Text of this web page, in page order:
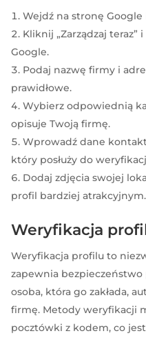
Wejdź na stronę Google
Kliknij „Zarządzaj
Google.
Podaj nazwę firmy i
prawidłowe.
Wybierz odpowiednią
opisuje Twoją firmę.
Wprowadź dane
który posłuży do
Dodaj zdjęcia swojej
profil bardziej atrakcyjnym.
Weryfikacja
Weryfikacja profilu to
zapewnia
osoba, która go zakłada,
firmę. Metody weryfikacji
pocztówki z kodem, co